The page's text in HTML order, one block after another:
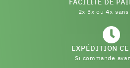
FACILITÉ DE
2x 3x ou 4x
EXPÉDITION
Si commande